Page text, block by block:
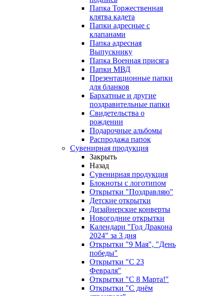
Папка Торжественная
клятва кадета
Папки адресные с
клапанами
Папка адресная
Выпускнику
Папка Военная присяга
Папки МВД
Презентационные папки
для бланков
Бархатные и другие
поздравительные папки
Свидетельства о
рождении
Подарочные альбомы
Распродажа папок
Сувенирная продукция
Закрыть
Назад
Сувенирная продукция
Блокноты с логотипом
Открытки "Поздравляю"
Детские открытки
Дизайнерские конверты
Новогодние открытки
Календари "Год Дракона
2024" за 3 дня
Открытки "9 Мая", "День
победы"
Открытки "С 23
Февраля"
Открытки "С 8 Марта!"
Открытки "С днём